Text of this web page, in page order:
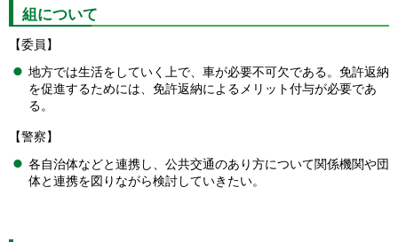
組について
【委員】
地方では生活をしていく上で、車が必要不可欠である。免許返納
を促進するためには、免許返納によるメリット付与が必要であ
る。
【警察】
各自治体などと連携し、公共交通のあり方について関係機関や団
体と連携を図りながら検討していきたい。